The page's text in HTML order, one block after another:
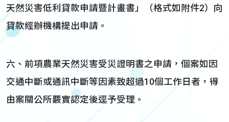
天然災害低利貸款申請暨計畫書」（格式如附件2）向
貸款經辦機構提出申請。
六、前項農業天然災害受災證明書之申請，個案如因
交通中斷或通訊中斷等因素致超過10個工作日者，得
由案關公所覈實認定後逕予受理。